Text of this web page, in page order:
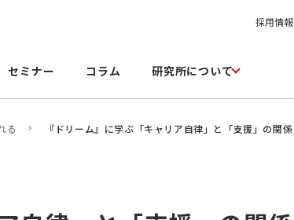
採用情報
セミナー コラム 研究所について
る 『ドリーム』に学ぶ「キャリア自律」と「支援」の関係